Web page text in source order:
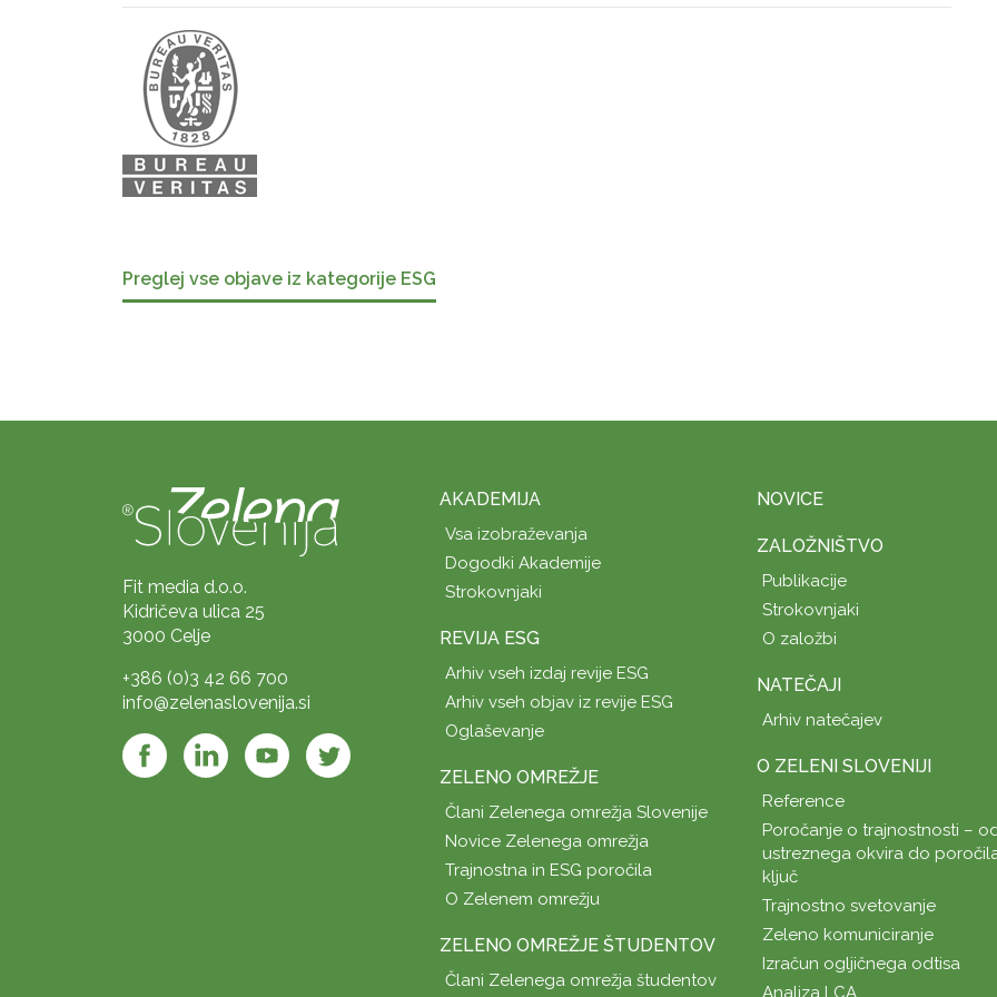
Preglej vse objave iz kategorije ESG
Fit media d.o.o.
Kidričeva ulica 25
3000 Celje
+386 (0)3 42 66 700
info@zelenaslovenija.si
AKADEMIJA
Vsa izobraževanja
Dogodki Akademije
Strokovnjaki
REVIJA ESG
Arhiv vseh izdaj revije ESG
Arhiv vseh objav iz revije ESG
Oglaševanje
ZELENO OMREŽJE
Člani Zelenega omrežja Slovenije
Novice Zelenega omrežja
Trajnostna in ESG poročila
O Zelenem omrežju
ZELENO OMREŽJE ŠTUDENTOV
Člani Zelenega omrežja študentov
NOVICE
ZALOŽNIŠTVO
Publikacije
Strokovnjaki
O založbi
NATEČAJI
Arhiv natečajev
O ZELENI SLOVENIJI
Reference
Poročanje o trajnostnosti –
ustreznega okvira do
ključ
Trajnostno svetovanje
Zeleno komuniciranje
Izračun ogljičnega odtisa
Analiza LCA